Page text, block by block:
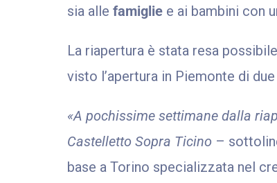
sia alle famiglie e ai bambini con
La riapertura è stata resa
visto l’apertura in Piemonte di
«A pochissime settimane dalla
Castelletto Sopra Ticino –
base a Torino specializzata nel